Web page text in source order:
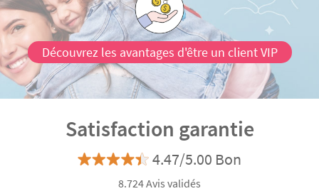
Découvrez les avantages d'être un client VIP
Satisfaction garantie
4.47/5.00 Bon
8.724 Avis validés